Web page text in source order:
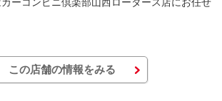
この店舗の情報をみる